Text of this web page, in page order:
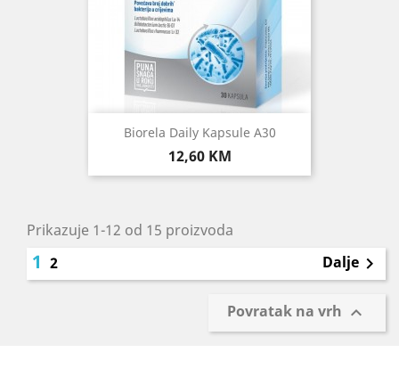
Biorela Daily Kapsule A30
Cijena
12,60 KM
Prikazuje 1-12 od 15 proizvoda
1 2 Dalje 
Povratak na vrh 